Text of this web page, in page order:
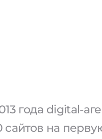
года digital-
сайтов на